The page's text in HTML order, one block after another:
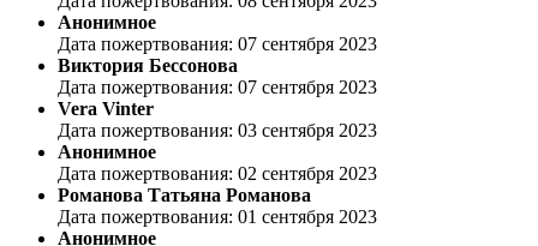
Анонимное
Дата пожертвования: 07 сентября 2023
Виктория Бессонова
Дата пожертвования: 07 сентября 2023
Vera Vinter
Дата пожертвования: 03 сентября 2023
Анонимное
Дата пожертвования: 02 сентября 2023
Романова Татьяна Романова
Дата пожертвования: 01 сентября 2023
Анонимное